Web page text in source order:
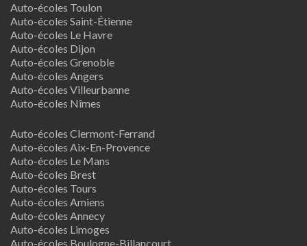
Auto-écoles Toulon
Auto-écoles Saint-Étienne
Auto-écoles Le Havre
Auto-écoles Dijon
Auto-écoles Grenoble
Auto-écoles Angers
Auto-écoles Villeurbanne
Auto-écoles Nîmes
Auto-écoles Clermont-Ferrand
Auto-écoles Aix-En-Provence
Auto-écoles Le Mans
Auto-écoles Brest
Auto-écoles Tours
Auto-écoles Amiens
Auto-écoles Annecy
Auto-écoles Limoges
Auto-écoles Boulogne-Billancourt